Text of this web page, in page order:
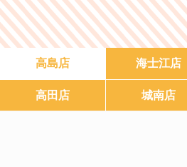
高島店 海士江店
高田店 城南店